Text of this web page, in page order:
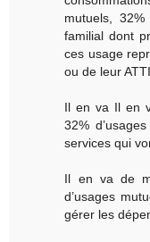
mutuels,
familial dont
ces usage
ou de leur
Il en va Il en
32%
services qui
Il en va de
d’usages
gérer les